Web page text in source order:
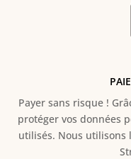
Payer sans risque !
protéger vos données
utilisés. Nous utilisons